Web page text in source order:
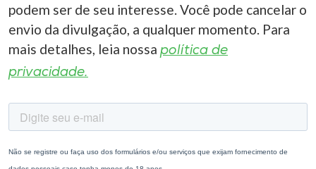
podem ser de seu interesse. Você pode cancelar o
envio da divulgação, a qualquer momento. Para
mais detalhes, leia nossa política de
privacidade.